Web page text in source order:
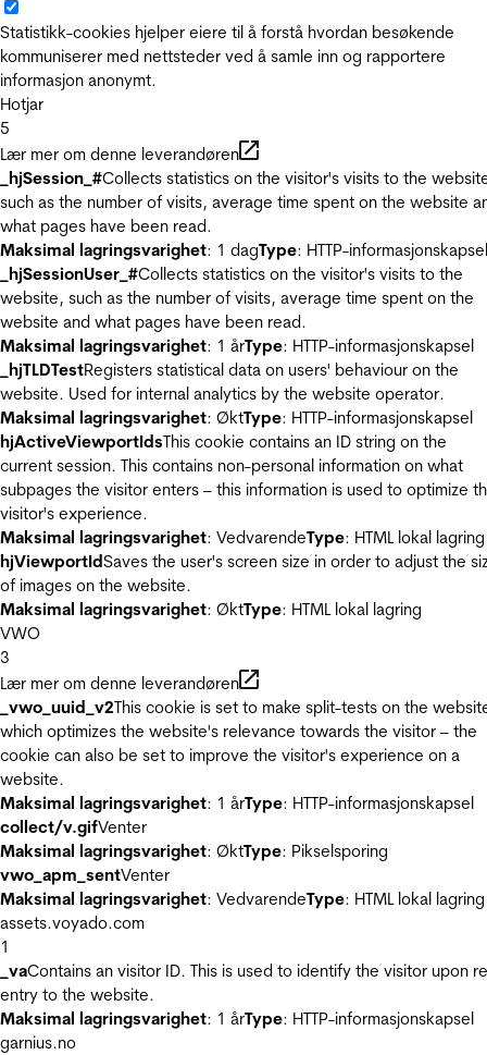
Statistikk-cookies hjelper eiere til å forstå hvordan besøkende
kommuniserer med nettsteder ved å samle inn og rapportere
informasjon anonymt.
Hotjar
5
Lær mer om denne leverandøren
_hjSession_#Collects statistics on the visitor's visits to the
such as the number of visits, average time spent on the website
what pages have been read.
Maksimal lagringsvarighet: 1 dagType: HTTP-informasjonskapsel
_hjSessionUser_#Collects statistics on the visitor's visits to the
website, such as the number of visits, average time spent on the
website and what pages have been read.
Maksimal lagringsvarighet: 1 årType: HTTP-informasjonskapsel
_hjTLDTestRegisters statistical data on users' behaviour on the
website. Used for internal analytics by the website operator.
Maksimal lagringsvarighet: ØktType: HTTP-informasjonskapsel
hjActiveViewportIdsThis cookie contains an ID string on the
current session. This contains non-personal information on what
subpages the visitor enters – this information is used to optimize
visitor's experience.
Maksimal lagringsvarighet: VedvarendeType: HTML lokal lagring
hjViewportIdSaves the user's screen size in order to adjust the
of images on the website.
Maksimal lagringsvarighet: ØktType: HTML lokal lagring
VWO
3
Lær mer om denne leverandøren
_vwo_uuid_v2This cookie is set to make split-tests on the
which optimizes the website's relevance towards the visitor – the
cookie can also be set to improve the visitor's experience on a
website.
Maksimal lagringsvarighet: 1 årType: HTTP-informasjonskapsel
collect/v.gifVenter
Maksimal lagringsvarighet: ØktType: Pikselsporing
vwo_apm_sentVenter
Maksimal lagringsvarighet: VedvarendeType: HTML lokal lagring
assets.voyado.com
1
_vaContains an visitor ID. This is used to identify the visitor upon
entry to the website.
Maksimal lagringsvarighet: 1 årType: HTTP-informasjonskapsel
garnius.no